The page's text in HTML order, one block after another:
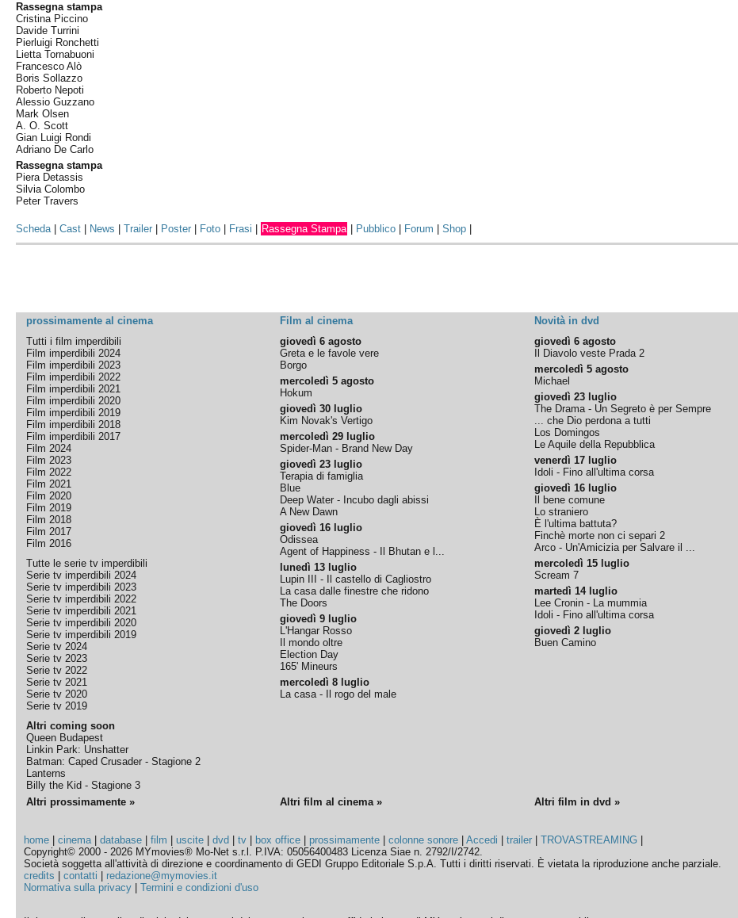
Rassegna stampa
Cristina Piccino
Davide Turrini
Pierluigi Ronchetti
Lietta Tornabuoni
Francesco Alò
Boris Sollazzo
Roberto Nepoti
Alessio Guzzano
Mark Olsen
A. O. Scott
Gian Luigi Rondi
Adriano De Carlo
Rassegna stampa
Piera Detassis
Silvia Colombo
Peter Travers
Scheda|Cast News |Trailer Poster Foto Frasi Rassegna Stampa Pubblico Forum |Shop
prossimamente al cinema Film al cinema Novità in dvd
Tutti i film imperdibili
Film imperdibili 2024
Film imperdibili 2023
Film imperdibili 2022
Film imperdibili 2021
Film imperdibili 2020
Film imperdibili 2019
Film imperdibili 2018
Film imperdibili 2017
Film 2024
Film 2023
Film 2022
Film 2021
Film 2020
Film 2019
Film 2018
Film 2017
Film 2016
Tutte le serie tv imperdibili
Serie tv imperdibili 2024
Serie tv imperdibili 2023
Serie tv imperdibili 2022
Serie tv imperdibili 2021
Serie tv imperdibili 2020
Serie tv imperdibili 2019
Serie tv 2024
Serie tv 2023
Serie tv 2022
Serie tv 2021
Serie tv 2020
Serie tv 2019
Altri coming soon
Queen Budapest
Linkin Park: Unshatter
Batman: Caped Crusader - Stagione 2
Lanterns
Billy the Kid - Stagione 3
giovedì 6 agosto
Greta e le favole vere
Borgo
mercoledì 5 agosto
Hokum
giovedì 30 luglio
Kim Novak's Vertigo
mercoledì 29 luglio
Spider-Man - Brand New Day
giovedì 23 luglio
Terapia di famiglia
Blue
Deep Water - Incubo dagli abissi
A New Dawn
giovedì 16 luglio
Odissea
Agent of Happiness - Il Bhutan e l...
lunedì 13 luglio
Lupin III - Il castello di Cagliostro
La casa dalle finestre che ridono
The Doors
giovedì 9 luglio
L'Hangar Rosso
Il mondo oltre
Election Day
165' Mineurs
mercoledì 8 luglio
La casa - Il rogo del male
giovedì 6 agosto
Il Diavolo veste Prada 2
mercoledì 5 agosto
Michael
giovedì 23 luglio
The Drama - Un Segreto è per Sempre
... che Dio perdona a tutti
Los Domingos
Le Aquile della Repubblica
venerdì 17 luglio
Idoli - Fino all'ultima corsa
giovedì 16 luglio
Il bene comune
Lo straniero
È l'ultima battuta?
Finchè morte non ci separi 2
Arco - Un'Amicizia per Salvare il ...
mercoledì 15 luglio
Scream 7
martedì 14 luglio
Lee Cronin - La mummia
Idoli - Fino all'ultima corsa
giovedì 2 luglio
Buen Camino
Altri prossimamente » Altri film al cinema » Altri film in dvd »
home |cinema|database |film |uscite |dvd |tv box office prossimamente |colonne sonore |Accedi |trailer |TROVASTREAMING
Copyright© 2000 - 2026 MYmovies® Mo-Net s.r.l. P.IVA: 05056400483 Licenza Siae n. 2792/I/2742.
Società soggetta all'attività di direzione e coordinamento di GEDI Gruppo Editoriale S.p.A. Tutti i diritti riservati. È vietata la riproduzione anche parziale.
credits |contatti
redazione@mymovies.it
Normativa sulla privacy |Termini e condizioni d'uso